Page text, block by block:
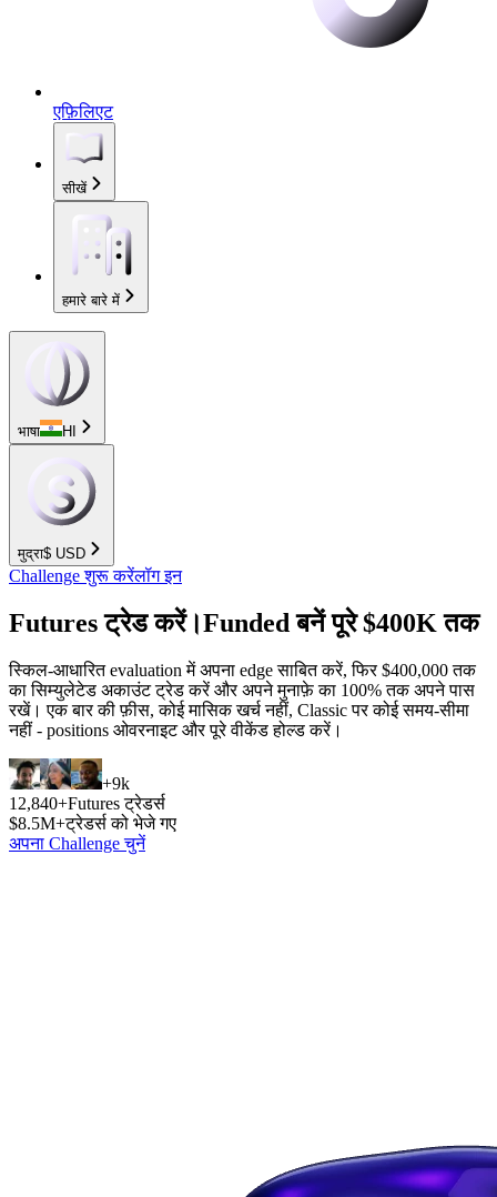
एफ़िलिएट
सीखें
हमारे बारे में
भाषा HI
मुद्रा$ USD
Challenge शुरू करेंलॉग इन
Futures ट्रेड करें।Funded बनें पूरे $400K तक
स्किल-आधारित evaluation में अपना edge साबित करें, फिर $400,000 तक
का सिम्युलेटेड अकाउंट ट्रेड करें और अपने मुनाफ़े का 100% तक अपने पास
रखें। एक बार की फ़ीस, कोई मासिक खर्च नहीं, Classic पर कोई समय-सीमा
नहीं - positions ओवरनाइट और पूरे वीकेंड होल्ड करें।
+9k
12,840+Futures ट्रेडर्स
$8.5M+ट्रेडर्स को भेजे गए
अपना Challenge चुनें